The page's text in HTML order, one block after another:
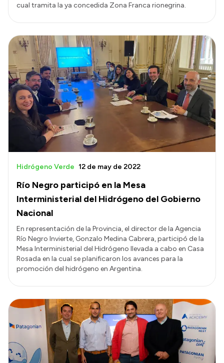
cual tramita la ya concedida Zona Franca rionegrina.
Río Negro participó en la Mesa
Interministerial del Hidrógeno del Gobierno
Nacional
Hidrógeno Verde 12 de may de 2022
En representación de la Provincia, el director de la Agencia
Río Negro Invierte, Gonzalo Medina Cabrera, participó de la
Mesa Interministerial del Hidrógeno llevada a cabo en Casa
Rosada en la cual se planificaron los avances para la
promoción del hidrógeno en Argentina.